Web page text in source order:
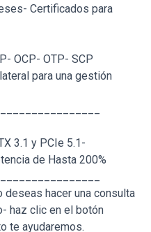
Certificados para
OCP- OTP- SCP
para una gestión
3.1 y PCIe 5.1-
de Hasta 200%
hacer una consulta
haz clic en el botón
te ayudaremos.